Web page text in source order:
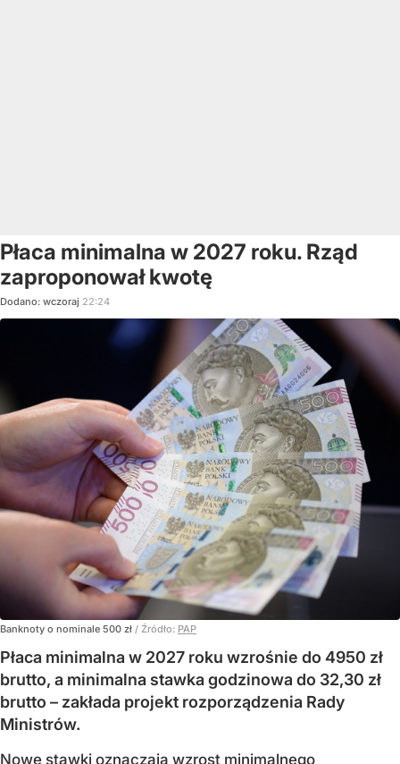
Płaca minimalna w 2027 roku. Rząd
zaproponował kwotę
Dodano: wczoraj 22:24
Banknoty o nominale 500 zł / Źródło: PAP
Płaca minimalna w 2027 roku wzrośnie do 4950 zł
brutto, a minimalna stawka godzinowa do 32,30 zł
brutto – zakłada projekt rozporządzenia Rady
Ministrów.
Nowe stawki oznaczają wzrost minimalnego